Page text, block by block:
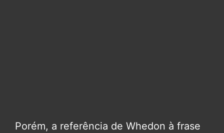
Porém, a referência de Whedon à frase